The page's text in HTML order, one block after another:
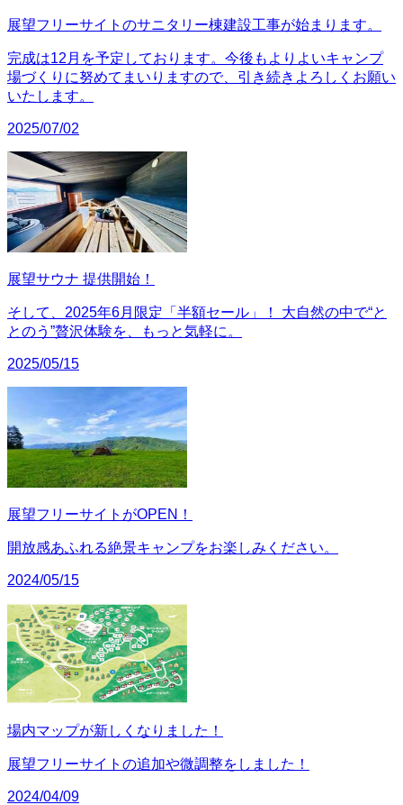
展望フリーサイトのサニタリー棟建設工事が始まります。
完成は12月を予定しております。今後もよりよいキャンプ
場づくりに努めてまいりますので、引き続きよろしくお願い
いたします。
2025/07/02
展望サウナ 提供開始！
そして、2025年6月限定「半額セール」！ 大自然の中で“と
とのう”贅沢体験を、もっと気軽に。
2025/05/15
展望フリーサイトがOPEN！
開放感あふれる絶景キャンプをお楽しみください。
2024/05/15
場内マップが新しくなりました！
展望フリーサイトの追加や微調整をしました！
2024/04/09